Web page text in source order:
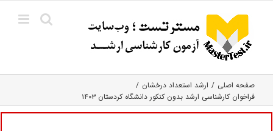
content
صفحه اصلی
ارشد استعداد درخشان
فراخوان کارشناسی ارشد بدون کنکور دانشگاه کردستان ۱۴۰۳